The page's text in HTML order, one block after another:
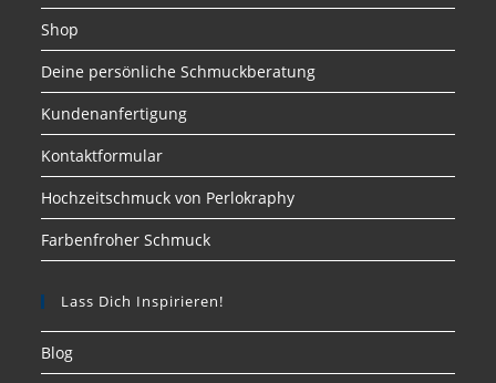
Shop
Deine persönliche Schmuckberatung
Kundenanfertigung
Kontaktformular
Hochzeitschmuck von Perlokraphy
Farbenfroher Schmuck
Lass Dich Inspirieren!
Blog